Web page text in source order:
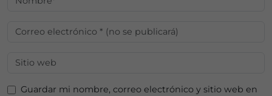
Guardar mi nombre, correo electrónico y sitio web en